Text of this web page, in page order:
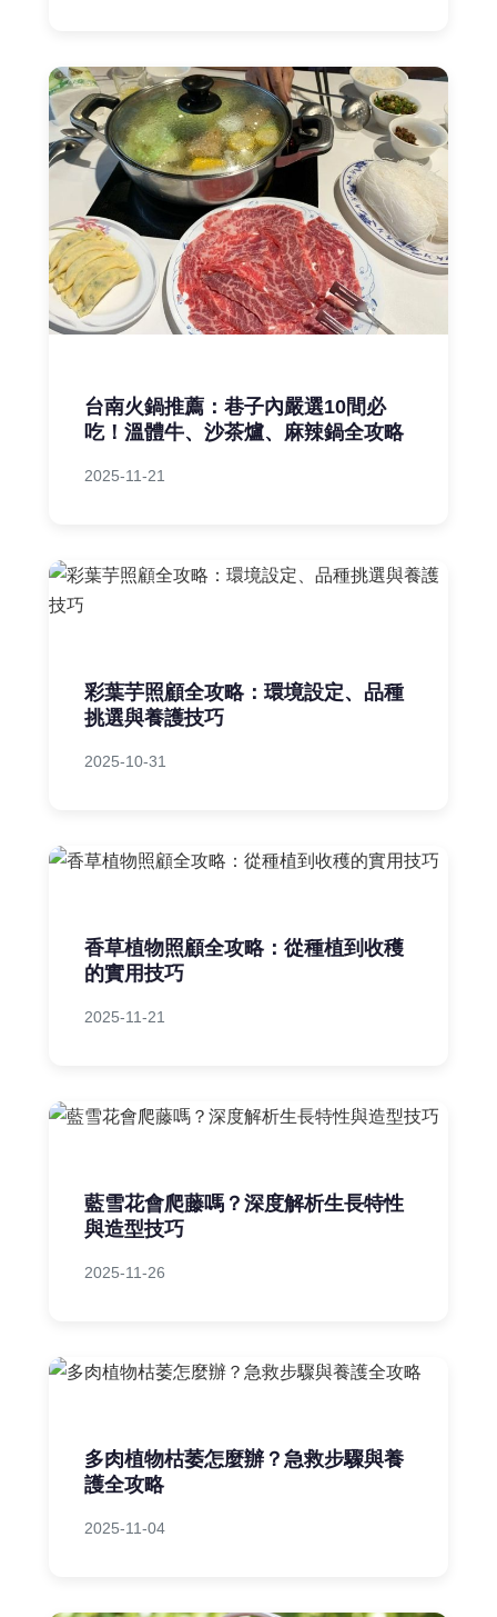
台南火鍋推薦：巷子內嚴選10間必
吃！溫體牛、沙茶爐、麻辣鍋全攻略
2025-11-21
彩葉芋照顧全攻略：環境設定、品種
挑選與養護技巧
2025-10-31
香草植物照顧全攻略：從種植到收穫
的實用技巧
2025-11-21
藍雪花會爬藤嗎？深度解析生長特性
與造型技巧
2025-11-26
多肉植物枯萎怎麼辦？急救步驟與養
護全攻略
2025-11-04